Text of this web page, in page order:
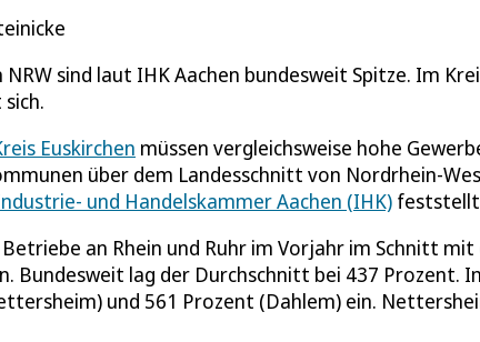
sind laut IHK Aachen bundesweit Spitze. Im
Euskirchen müssen vergleichsweise hohe
über dem Landesschnitt von Nordrhein-
und Handelskammer Aachen (IHK)
an Rhein und Ruhr im Vorjahr im Schnitt
Bundesweit lag der Durchschnitt bei 437 Prozent.
und 561 Prozent (Dahlem) ein.